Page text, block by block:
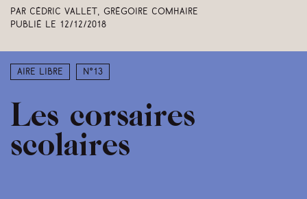
Par Cédric Vallet, Grégoire Comhaire
Publié le 12/12/2018
Aire libre N°13
Les corsaires
scolaires